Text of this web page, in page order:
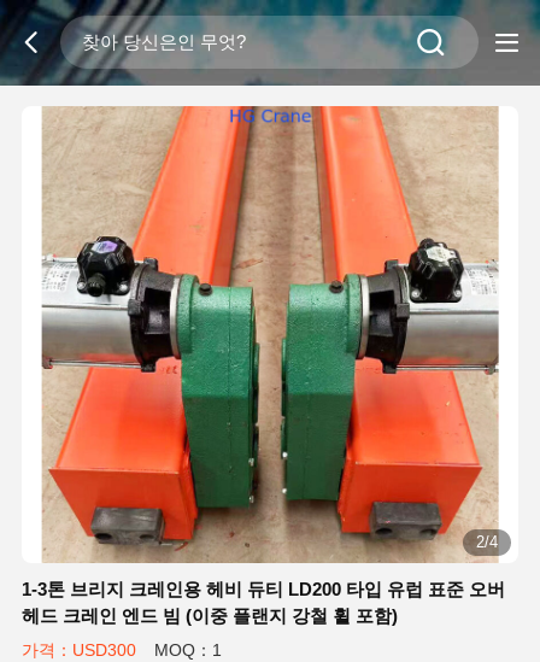
2/4
1-3톤 브리지 크레인용 헤비 듀티 LD200 타입 유럽 표준 오버
헤드 크레인 엔드 빔 (이중 플랜지 강철 휠 포함)
가격：USD300 MOQ：1